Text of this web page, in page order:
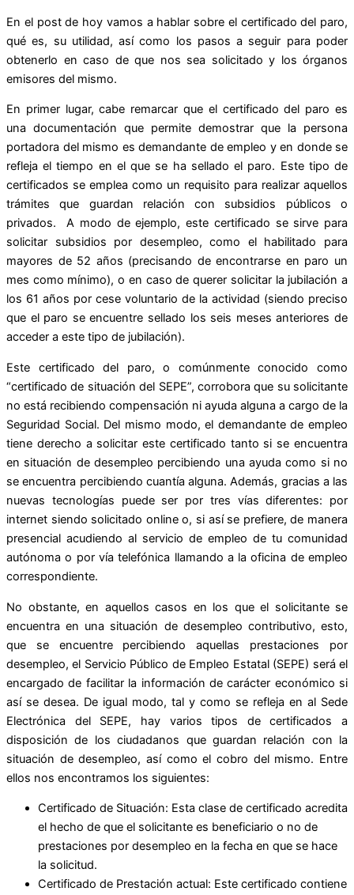
En el post de hoy vamos a hablar sobre el certificado del paro,
qué es, su utilidad, así como los pasos a seguir para poder
obtenerlo en caso de que nos sea solicitado y los órganos
emisores del mismo.
En primer lugar, cabe remarcar que el certificado del paro es
una documentación que permite demostrar que la persona
portadora del mismo es demandante de empleo y en donde se
refleja el tiempo en el que se ha sellado el paro. Este tipo de
certificados se emplea como un requisito para realizar aquellos
trámites que guardan relación con subsidios públicos o
privados. A modo de ejemplo, este certificado se sirve para
solicitar subsidios por desempleo, como el habilitado para
mayores de 52 años (precisando de encontrarse en paro un
mes como mínimo), o en caso de querer solicitar la jubilación a
los 61 años por cese voluntario de la actividad (siendo preciso
que el paro se encuentre sellado los seis meses anteriores de
acceder a este tipo de jubilación).
Este certificado del paro, o comúnmente conocido como
“certificado de situación del SEPE”, corrobora que su solicitante
no está recibiendo compensación ni ayuda alguna a cargo de la
Seguridad Social. Del mismo modo, el demandante de empleo
tiene derecho a solicitar este certificado tanto si se encuentra
en situación de desempleo percibiendo una ayuda como si no
se encuentra percibiendo cuantía alguna. Además, gracias a las
nuevas tecnologías puede ser por tres vías diferentes: por
internet siendo solicitado online o, si así se prefiere, de manera
presencial acudiendo al servicio de empleo de tu comunidad
autónoma o por vía telefónica llamando a la oficina de empleo
correspondiente.
No obstante, en aquellos casos en los que el solicitante se
encuentra en una situación de desempleo contributivo, esto,
que se encuentre percibiendo aquellas prestaciones por
desempleo, el Servicio Público de Empleo Estatal (SEPE) será el
encargado de facilitar la información de carácter económico si
así se desea. De igual modo, tal y como se refleja en al Sede
Electrónica del SEPE, hay varios tipos de certificados a
disposición de los ciudadanos que guardan relación con la
situación de desempleo, así como el cobro del mismo. Entre
ellos nos encontramos los siguientes:
Certificado de Situación: Esta clase de certificado acredita
el hecho de que el solicitante es beneficiario o no de
prestaciones por desempleo en la fecha en que se hace
la solicitud.
Certificado de Prestación actual: Este certificado contiene